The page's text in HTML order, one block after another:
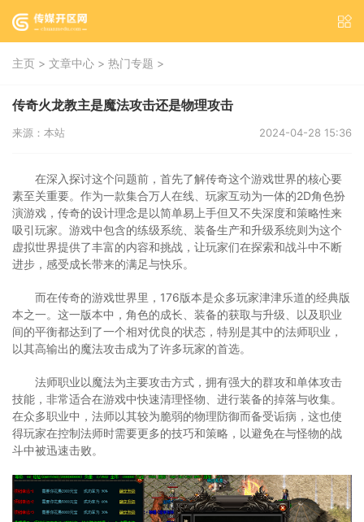
主页 > 文章中心 > 热门专题 >
传奇火龙教主是魔法攻击还是物理攻击
来源：本站 2024-04-28 15:36
在深入探讨这个问题前，首先了解传奇这个游戏世界的核心要
素至关重要。作为一款集合万人在线、玩家互动为一体的2D角色扮
演游戏，传奇的设计理念是以简单易上手但又不失深度和策略性来
吸引玩家。游戏中包含的练级系统、装备生产和升级系统则为这个
虚拟世界提供了丰富的内容和挑战，让玩家们在探索和战斗中不断
进步，感受成长带来的满足与快乐。
而在传奇的游戏世界里，176版本是众多玩家津津乐道的经典版
本之一。这一版本中，角色的成长、装备的获取与升级、以及职业
间的平衡都达到了一个相对优良的状态，特别是其中的法师职业，
以其高输出的魔法攻击成为了许多玩家的首选。
法师职业以魔法为主要攻击方式，拥有强大的群攻和单体攻击
技能，非常适合在游戏中快速清理怪物、进行装备的掉落与收集。
在众多职业中，法师以其较为脆弱的物理防御而备受诟病，这也使
得玩家在控制法师时需要更多的技巧和策略，以避免在与怪物的战
斗中被迅速击败。